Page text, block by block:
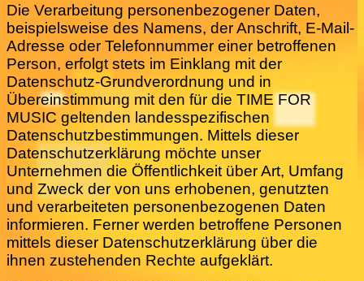
Die Verarbeitung personenbezogener Daten,
beispielsweise des Namens, der Anschrift, E-Mail-
Adresse oder Telefonnummer einer betroffenen
Person, erfolgt stets im Einklang mit der
Datenschutz-Grundverordnung und in
Übereinstimmung mit den für die TIME FOR
MUSIC geltenden landesspezifischen
Datenschutzbestimmungen. Mittels dieser
Datenschutzerklärung möchte unser
Unternehmen die Öffentlichkeit über Art, Umfang
und Zweck der von uns erhobenen, genutzten
und verarbeiteten personenbezogenen Daten
informieren. Ferner werden betroffene Personen
mittels dieser Datenschutzerklärung über die
ihnen zustehenden Rechte aufgeklärt.